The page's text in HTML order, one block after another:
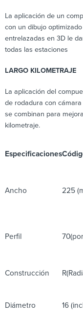
La aplicación de un
con un dibujo
entrelazadas en 3D le
todas las estaciones
LARGO KILOMETRAJE
La aplicación del
de rodadura con
se combinan para
kilometraje.
Especificaciones
Ancho 225
Perfil
Construcción
Diámetro 16